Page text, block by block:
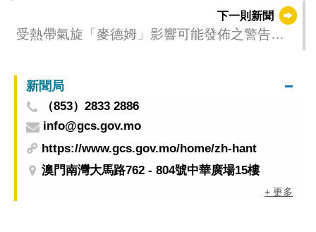
下一則新聞
受熱帶氣旋「麥德姆」影響可能發佈之警告
新聞局
（853）2833 2886
info@gcs.gov.mo
https://www.gcs.gov.mo/home/zh-hant
澳門南灣大馬路762 - 804號中華廣場15樓
+ 更多